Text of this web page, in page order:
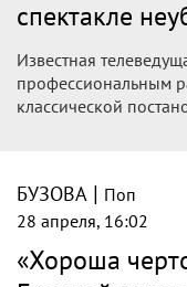
Психолог
зрителям
соцсетей, а не
БУЗОВА |
28 апреля, 20:55